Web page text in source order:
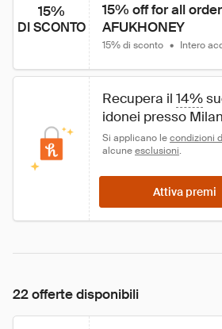
15%
DI SCONTO
15% off for all
AFUKHONEY
15% di sconto • Intero
Recupera il 14%
idonei presso
Si applicano le condizioni
alcune esclusioni.
Attiva premi
22 offerte disponibili